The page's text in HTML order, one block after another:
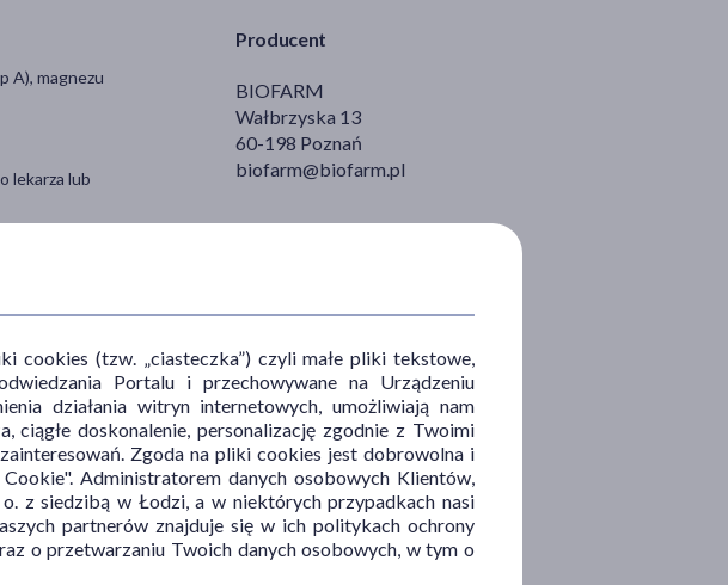
Producent
BIOFARM
Wałbrzyska 13
60-198 Poznań
biofarm@biofarm.pl
A), magnezu
lekarza lub
płynu.
ciężkie zaburzenia
cookies (tzw. „ciasteczka”) czyli małe pliki tekstowe,
Portalu i przechowywane na Urządzeniu
działania witryn internetowych, umożliwiają nam
ciągłe doskonalenie, personalizację zgodnie z Twoimi
Zgoda na pliki cookies jest dobrowolna i
Administratorem danych osobowych Klientów,
z siedzibą w Łodzi, a w niektórych przypadkach nasi
partnerów znajduje się w ich politykach ochrony
o przetwarzaniu Twoich danych osobowych, w tym o